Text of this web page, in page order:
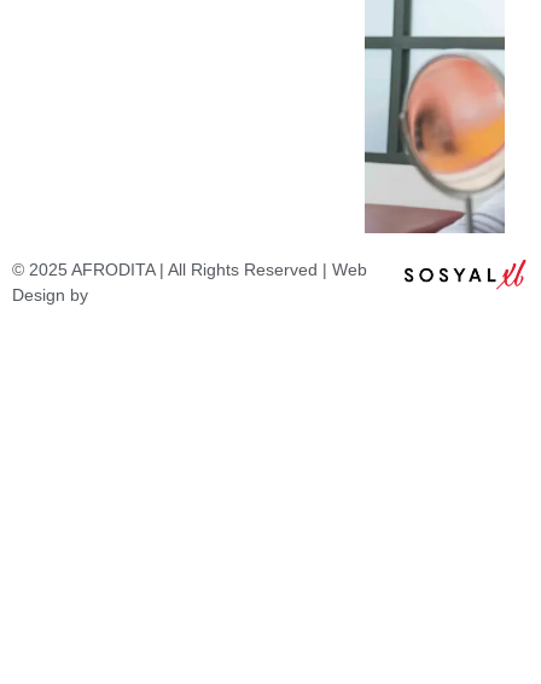
© 2025 AFRODITA | All Rights Reserved | Web
Design by